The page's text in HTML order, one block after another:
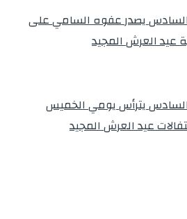
يصدر عفوه السامي على
يترأس يومي الخميس
عيد العرش المجيد